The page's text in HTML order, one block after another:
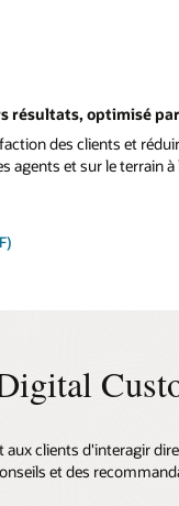
résultats, optimisé
des clients et
agents et sur le terrain
clients d'interagir
et des